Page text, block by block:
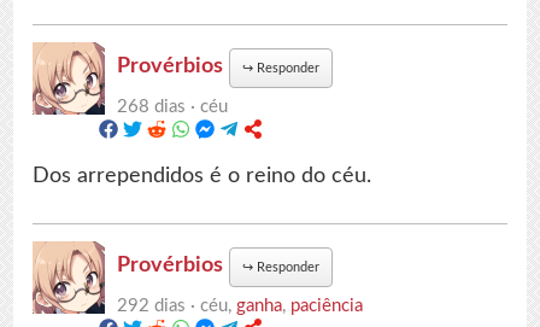
Provérbios ↪ Responder
268 dias ·céu
Dos arrependidos é o reino do céu.
Provérbios ↪ Responder
292 dias ·céu,ganha, paciência